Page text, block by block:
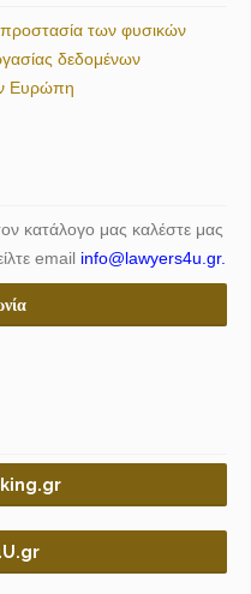
των φυσικών
δεδομένων
Ευρώπη
κατάλογο μας καλέστε μας
email info@lawyers4u.gr.